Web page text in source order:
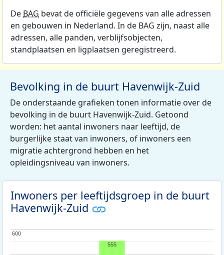
De BAG bevat de officiële gegevens van alle adressen
en gebouwen in Nederland. In de BAG zijn, naast alle
adressen, alle panden, verblijfsobjecten,
standplaatsen en ligplaatsen geregistreerd.
Bevolking in de buurt Havenwijk-Zuid
De onderstaande grafieken tonen informatie over de
bevolking in de buurt Havenwijk-Zuid. Getoond
worden: het aantal inwoners naar leeftijd, de
burgerlijke staat van inwoners, of inwoners een
migratie achtergrond hebben en het
opleidingsniveau van inwoners.
Inwoners per leeftijdsgroep in de buurt
Havenwijk-Zuid
600
600
555